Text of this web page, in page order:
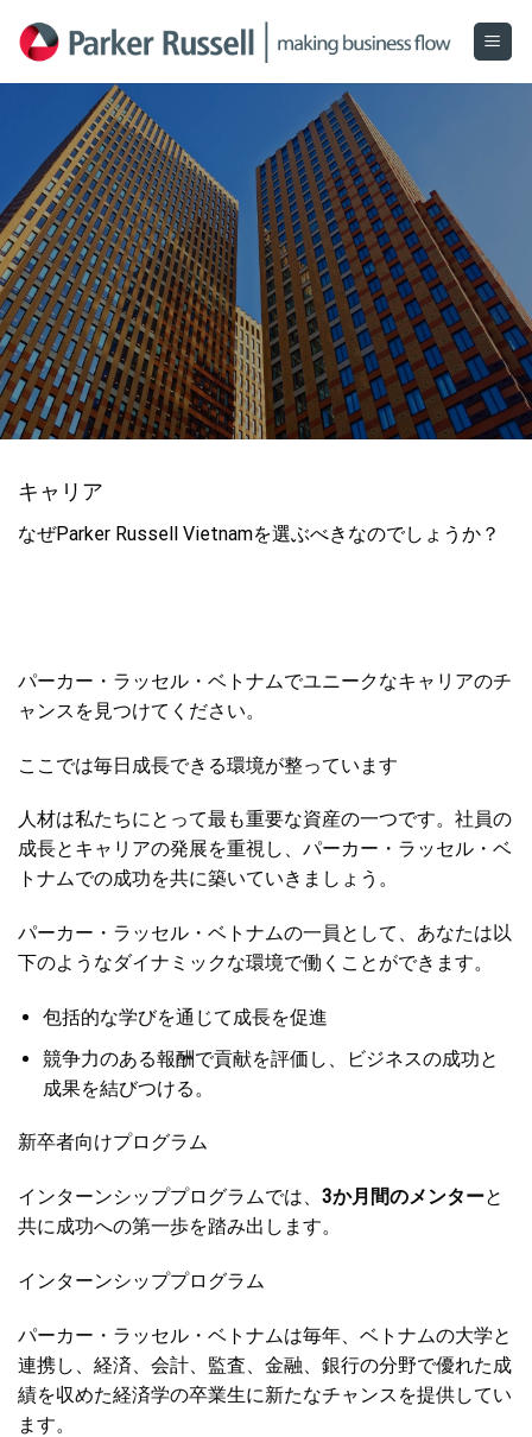
キャリア
なぜParker Russell Vietnamを選ぶべきなのでしょうか？
パーカー・ラッセル・ベトナムでユニークなキャリアのチ
ャンスを見つけてください。
ここでは毎日成長できる環境が整っています
人材は私たちにとって最も重要な資産の一つです。社員の
成長とキャリアの発展を重視し、パーカー・ラッセル・ベ
トナムでの成功を共に築いていきましょう。
パーカー・ラッセル・ベトナムの一員として、あなたは以
下のようなダイナミックな環境で働くことができます。
包括的な学びを通じて成長を促進
競争力のある報酬で貢献を評価し、ビジネスの成功と
成果を結びつける。
新卒者向けプログラム
インターンシッププログラムでは、 3か月間のメンターと
共に成功への第一歩を踏み出します。
インターンシッププログラム
パーカー・ラッセル・ベトナムは毎年、ベトナムの大学と
連携し、経済、会計、監査、金融、銀行の分野で優れた成
績を収めた経済学の卒業生に新たなチャンスを提供してい
ます。